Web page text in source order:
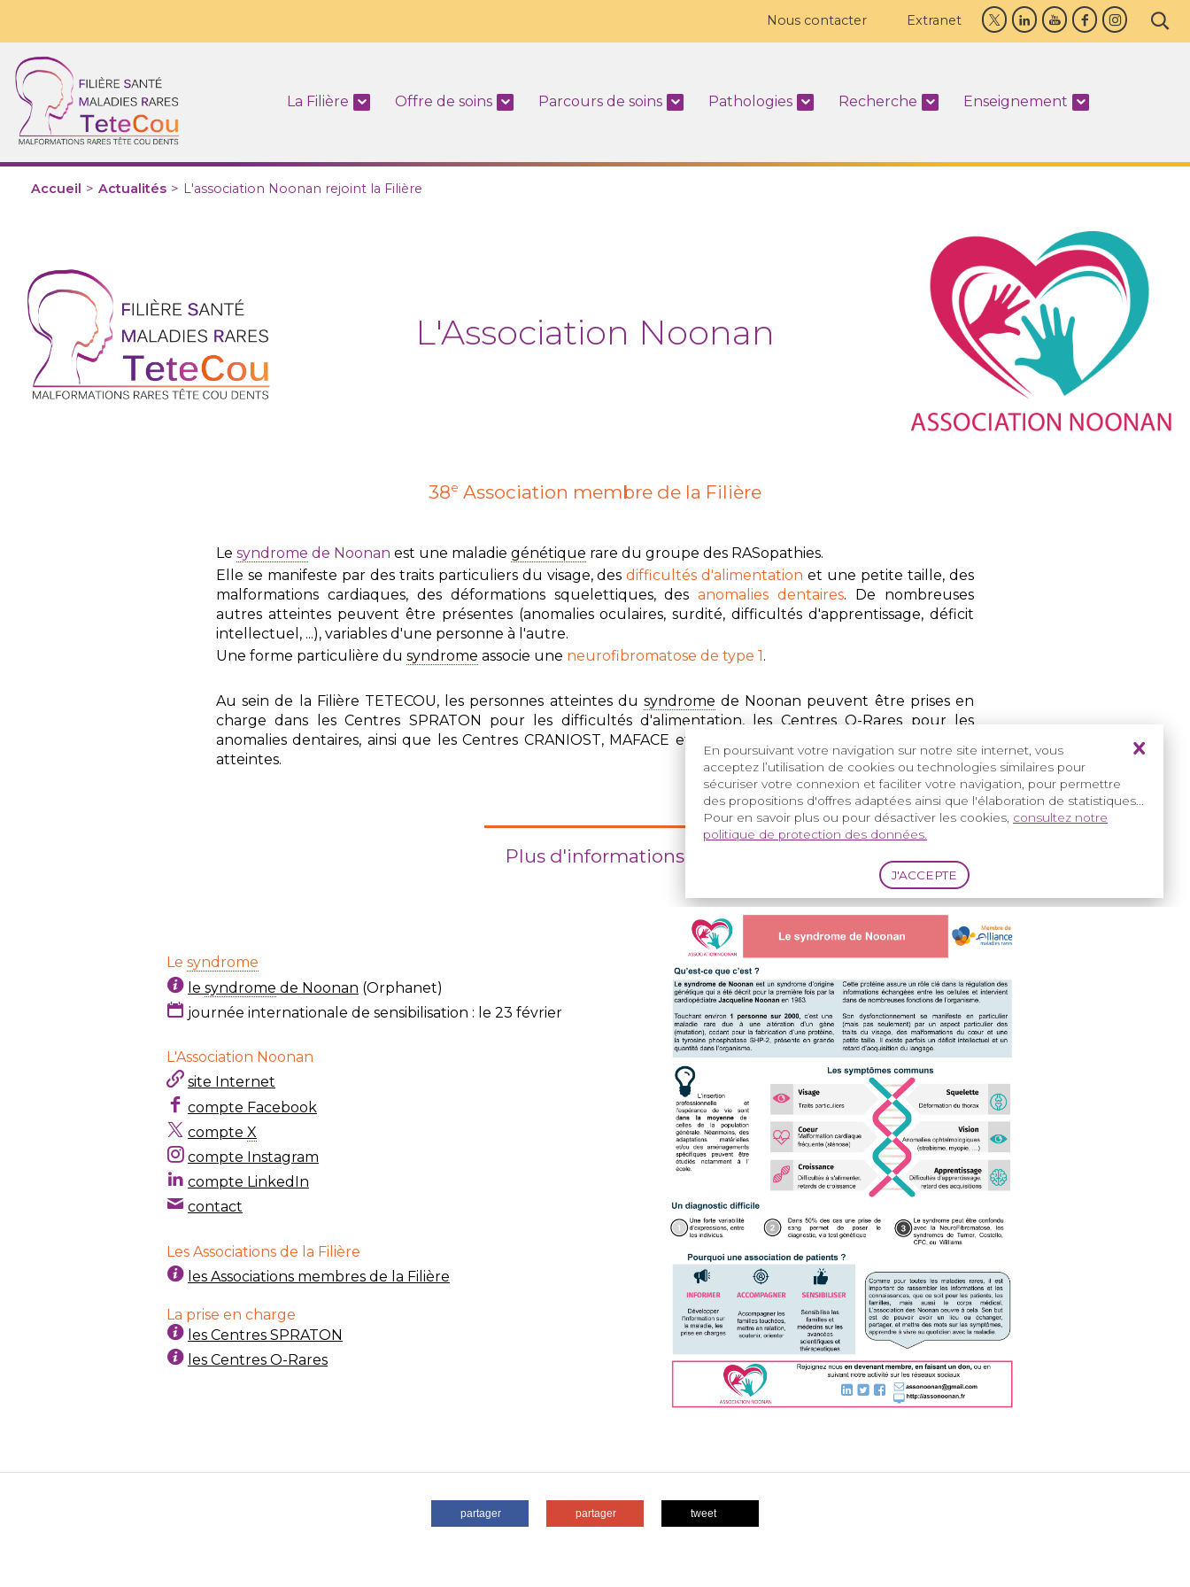
En poursuivant votre navigation sur notre site internet, vous
acceptez l’utilisation de cookies ou technologies similaires pour
sécuriser votre connexion et faciliter votre navigation, pour permettre
des propositions d'offres adaptées ainsi que l'élaboration de statistiques...
Pour en savoir plus ou pour désactiver les cookies, consultez notre
politique de protection des données.
Nous contacter Extranet
La Filière Offre de soins Parcours de soins Pathologies Recherche Enseignement
Accueil > Actualités > L'association Noonan rejoint la Filière
L'Association Noonan
38e Association membre de la Filière
Lesyndrome de Noonan est une maladiegénétique rare du groupe des RASopathies.
Elle se manifeste par des traits particuliers du visage, desdifficultés d'alimentation et une petite taille, des
malformations cardiaques, des déformations squelettiques, desanomalies dentaires. De nombreuses
autres atteintes peuvent être présentes (anomalies oculaires, surdité, difficultés d'apprentissage, déficit
intellectuel, ...), variables d'une personne à l'autre.
Une forme particulière dusyndrome associe une neurofibromatose de type 1 .
Au sein de la Filière TETECOU, les personnes atteintes du syndrome de Noonan peuvent être prises en
charge dans les Centres SPRATON pour les difficultés d'alimentation, les Centres O-Rares pour les
anomalies dentaires, ainsi que les Centres CRANIOST, MAFACE et MALO, au cas par cas, en fonction des
atteintes.
Plus d'informations
Lesyndrome
lesyndrome de Noonan (Orphanet)
journée internationale de sensibilisation : le 23 février
L'Association Noonan
site Internet
compte Facebook
compteX
compte Instagram
compte LinkedIn
contact
Les Associations de la Filière
les Associations membres de la Filière
La prise en charge
les Centres SPRATON
les Centres O-Rares
partager partager tweet